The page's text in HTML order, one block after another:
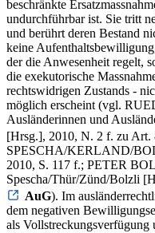
beschränkte
undurchführbar ist. Sie tritt
und berührt deren Bestand
keine
der die Anwesenheit regelt,
die exekutorische
rechtswidrigen Zustands -
möglich erscheint (vgl.
Ausländerinnen und
[Hrsg.], 2010, N. 2 f. zu Art.
SPESCHA/KERLAND/
2010, S. 117 f.; PETER
Spescha/Thür/Zünd/Bolzli
AuG). Im
dem negativen
als Vollstreckungsverfügung